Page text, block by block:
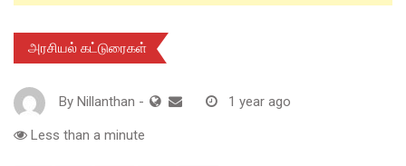
அரசியல் கட்டுரைகள்
By Nillanthan - 1 year ago
Less than a minute